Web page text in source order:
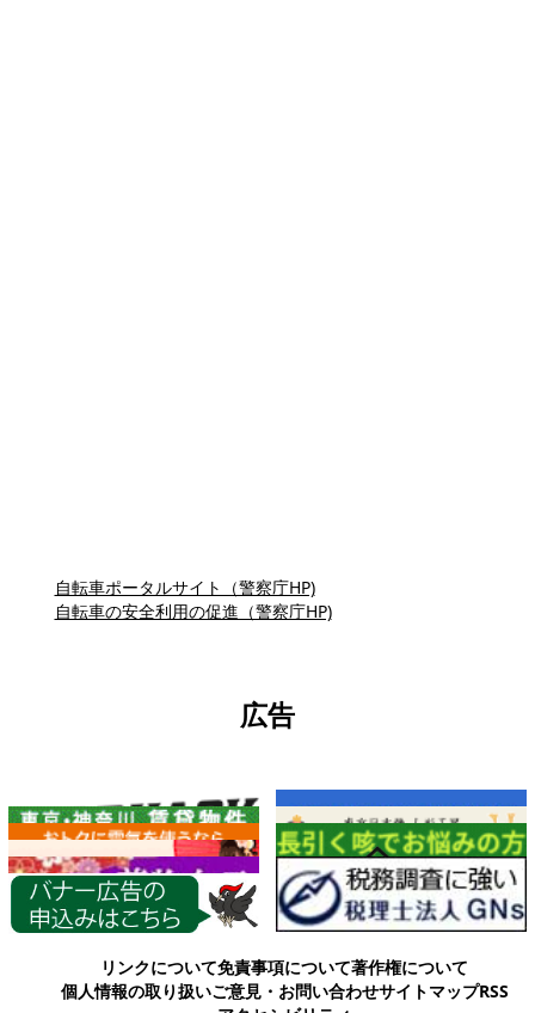
自転車ポータルサイト（警察庁HP)
自転車の安全利用の促進（警察庁HP)
広告
各種情報
リンクについて免責事項について著作権について
個人情報の取り扱いご意見・お問い合わせサイトマップRSS